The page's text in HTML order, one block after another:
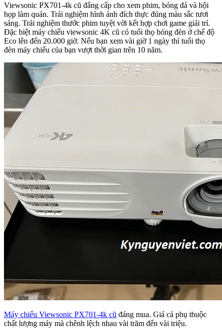
Viewsonic PX701-4k cũ đẳng cấp cho xem phim, bóng đá và hội
họp làm quán. Trải nghiệm hình ảnh đích thực đúng màu sắc tươi
sáng. Trải nghiệm thước phim tuyệt vời kết hợp chơi game giải trí.
Đặc biệt máy chiếu viewsonic 4K cũ có tuổi thọ bóng đèn ở chế độ
Eco lên đến 20.000 giờ. Nếu bạn xem vài giờ 1 ngày thì tuổi thọ
đèn máy chiếu của bạn vượt thời gian trên 10 năm.
Máy chiếu Viewsonic PX701-4k cũ đáng mua. Giá cả phụ thuộc
chất lượng máy mà chênh lệch nhau vài trăm đến vài triệu.